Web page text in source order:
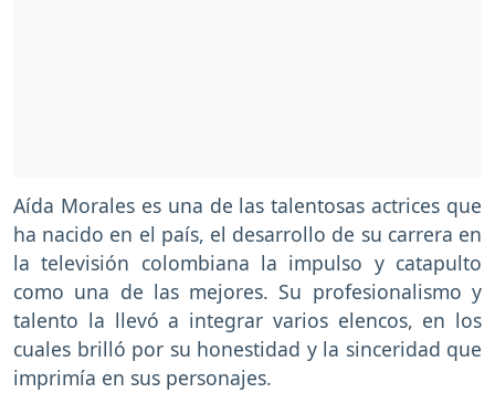
Aída Morales es una de las talentosas actrices que
ha nacido en el país, el desarrollo de su carrera en
la televisión colombiana la impulso y catapulto
como una de las mejores. Su profesionalismo y
talento la llevó a integrar varios elencos, en los
cuales brilló por su honestidad y la sinceridad que
imprimía en sus personajes.